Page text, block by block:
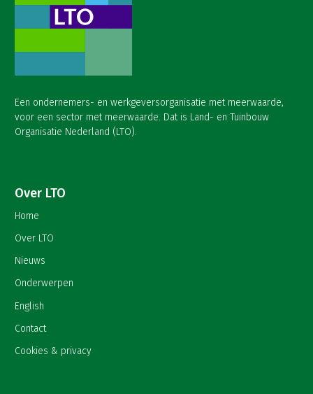
Een ondernemers- en werkgeversorganisatie met meerwaarde,
voor een sector met meerwaarde. Dat is Land- en Tuinbouw
Organisatie Nederland (LTO).
Over LTO
Home
Over LTO
Nieuws
Onderwerpen
English
Contact
Cookies & privacy